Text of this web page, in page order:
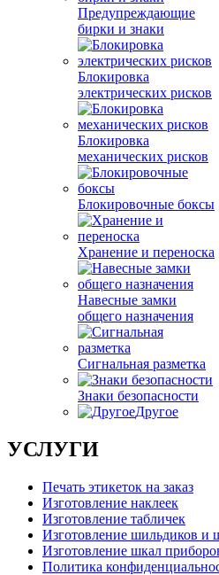
Предупреждающие
бирки и знаки
Блокировка
электрических рисков
Блокировка
механических рисков
Блокировочные боксы
Хранение и переноска
Навесные замки
общего назначения
Сигнальная разметка
Знаки безопасности
Другое
УСЛУГИ
Печать этикеток на заказ
Изготовление наклеек
Изготовление табличек
Изготовление шильдиков и
Изготовление шкал
Политика